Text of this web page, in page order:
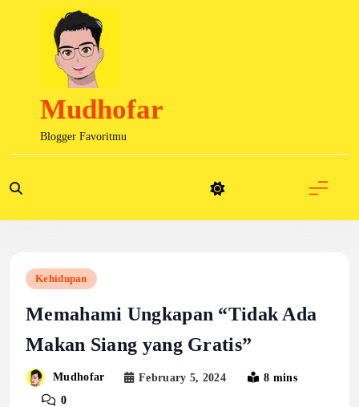
Mudhofar
Blogger Favoritmu
Kehidupan
Memahami Ungkapan “Tidak Ada
Makan Siang yang Gratis”
Mudhofar February 5, 2024
8 mins
0